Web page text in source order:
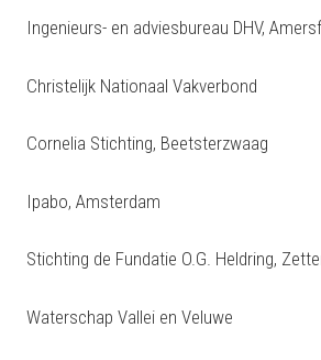
Ingenieurs- en adviesbureau DHV,
Christelijk Nationaal Vakverbond
Cornelia Stichting, Beetsterzwaag
Ipabo, Amsterdam
Stichting de Fundatie O.G. Heldring,
Waterschap Vallei en Veluwe